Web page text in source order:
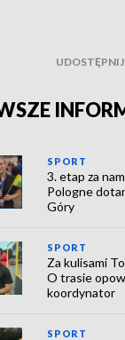
SPORT
3. etap za
Pologne
Góry
SPORT
Za kulisami
O trasie
koordynator
SPORT